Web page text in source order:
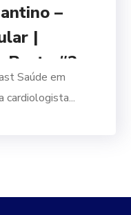
–
|
Pauta #3
Saúde em
cardiologista...